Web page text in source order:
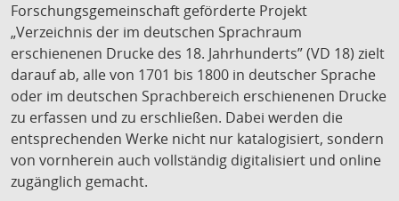
Forschungsgemeinschaft geförderte Projekt
„Verzeichnis der im deutschen Sprachraum
erschienenen Drucke des 18. Jahrhunderts” (VD 18) zielt
darauf ab, alle von 1701 bis 1800 in deutscher Sprache
oder im deutschen Sprachbereich erschienenen Drucke
zu erfassen und zu erschließen. Dabei werden die
entsprechenden Werke nicht nur katalogisiert, sondern
von vornherein auch vollständig digitalisiert und online
zugänglich gemacht.